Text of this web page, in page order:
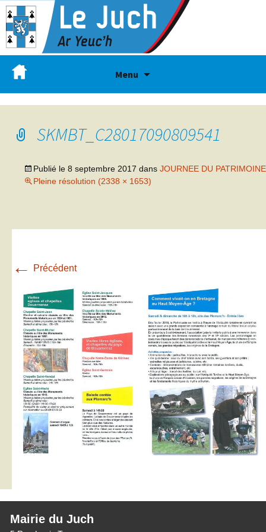
Menu
SKMBT_C28017090809541
Publié le 8 septembre 2017 dans JOURNEE DU PATRIMOINE
Pleine résolution (2338 × 1653)
← Précédent
Mairie du Juch